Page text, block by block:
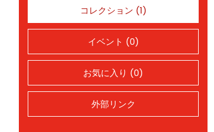
コレクション (1)
イベント (0)
お気に入り (0)
外部リンク